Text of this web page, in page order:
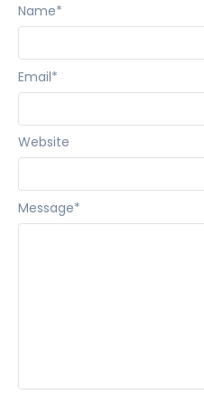
Message*
Name*
Email*
Website